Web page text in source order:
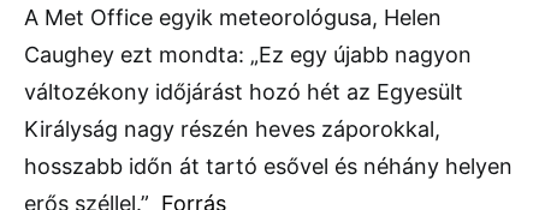
A Met Office egyik meteorológusa, Helen
Caughey ezt mondta: „Ez egy újabb nagyon
változékony időjárást hozó hét az Egyesült
Királyság nagy részén heves záporokkal,
hosszabb időn át tartó esővel és néhány helyen
erős széllel.” Forrás